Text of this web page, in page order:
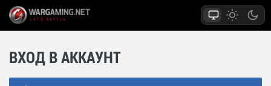
ВХОД В АККАУНТ